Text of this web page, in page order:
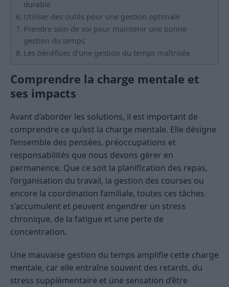
durable
Utiliser des outils pour une gestion optimale
Prendre soin de soi pour maintenir une bonne
gestion du temps
Les bénéfices d’une gestion du temps maîtrisée
Comprendre la charge mentale et
ses impacts
Avant d’aborder les solutions, il est important de
comprendre ce qu’est la charge mentale. Elle désigne
l’ensemble des pensées, préoccupations et
responsabilités que nous devons gérer en
permanence. Que ce soit la planification des repas,
l’organisation du travail, la gestion des courses ou
encore la coordination familiale, toutes ces tâches
s’accumulent et peuvent engendrer un stress
chronique, de la fatigue et une perte de
concentration.
Une mauvaise gestion du temps amplifie cette charge
mentale, car elle entraîne souvent des retards, du
stress supplémentaire et une sensation d’être